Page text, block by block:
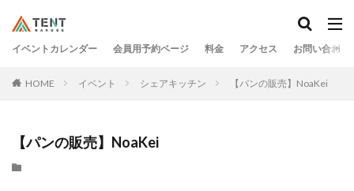
イベントカレンダー 会員用予約ページ 料金 アクセス お問い合わせ
HOME イベント シェアキッチン 【パンの販売】NoaKei
【パンの販売】NoaKei